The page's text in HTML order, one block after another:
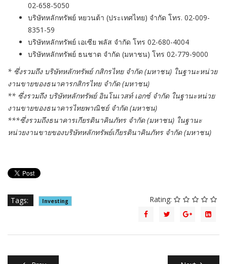
02-658-5050
บริษัทหลักทรัพย์ หยวนต้า (ประเทศไทย) จำกัด โทร. 02-009-
8351-59
บริษัทหลักทรัพย์ เอเซีย พลัส จำกัด โทร 02-680-4004
บริษัทหลักทรัพย์ ธนชาต จำกัด (มหาชน) โทร 02-779-9000
* ซึ่งรวมถึง บริษัทหลักทรัพย์ กสิกรไทย จำกัด (มหาชน) ในฐานะหน่วย
งานขายของธนาคารกสิกรไทย จำกัด (มหาชน)
** ซึ่งรวมถึง บริษัทหลักทรัพย์ อินโนเวสท์ เอกซ์ จำกัด ในฐานะหน่วย
งานขายของธนาคารไทยพาณิชย์ จำกัด (มหาชน)
***ซึ่งรวมถึงธนาคารเกียรตินาคินภัทร จำกัด (มหาชน) ในฐานะ
หน่วยงานขายของบริษัทหลักทรัพย์เกียรตินาคินภัทร จำกัด (มหาชน)
Tags: Investing Rating: